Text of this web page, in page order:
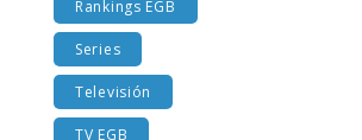
Rankings EGB
Series
Televisión